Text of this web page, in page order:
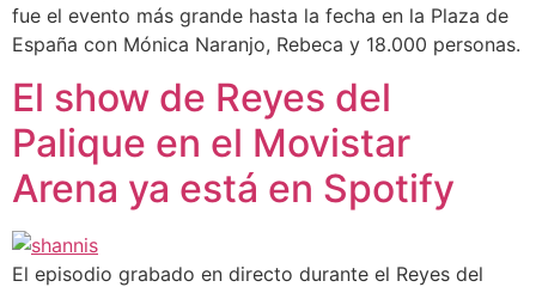
fue el evento más grande hasta la fecha en la Plaza de
España con Mónica Naranjo, Rebeca y 18.000 personas.
El show de Reyes del
Palique en el Movistar
Arena ya está en Spotify
El episodio grabado en directo durante el Reyes del